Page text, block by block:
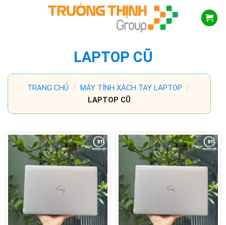
LAPTOP CŨ
TRANG CHỦ / MÁY TÍNH XÁCH TAY LAPTOP /
LAPTOP CŨ